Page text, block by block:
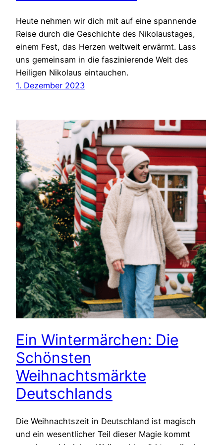
Heute nehmen wir dich mit auf eine spannende
Reise durch die Geschichte des Nikolaustages,
einem Fest, das Herzen weltweit erwärmt. Lass
uns gemeinsam in die faszinierende Welt des
Heiligen Nikolaus eintauchen.
1. Dezember 2023
Ein Wintermärchen: Die
Schönsten
Weihnachtsmärkte
Deutschlands
Die Weihnachtszeit in Deutschland ist magisch
und ein wesentlicher Teil dieser Magie kommt